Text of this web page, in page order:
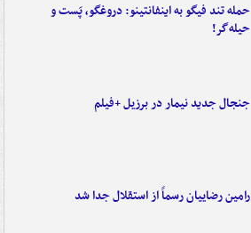
حمله تند فیگو به اینفانتینو: دروغگو، پَست‌ و
حیله‌گر!
جنجال جدید نیمار در برزیل +فیلم
رامین رضاییان رسماً از استقلال جدا شد